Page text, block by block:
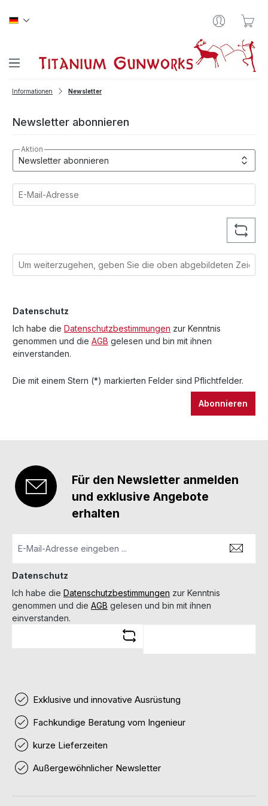
Informationen Newsletter
Newsletter abonnieren
Aktion
Datenschutz
Ich habe die Datenschutzbestimmungen zur Kenntnis
genommen und die AGB gelesen und bin mit ihnen
einverstanden.
Die mit einem Stern (*) markierten Felder sind Pflichtfelder.
Abonnieren
Für den Newsletter anmelden
und exklusive Angebote
erhalten
Datenschutz
Ich habe die Datenschutzbestimmungen zur Kenntnis
genommen und die AGB gelesen und bin mit ihnen
einverstanden.
Exklusive und innovative Ausrüstung
Fachkundige Beratung vom Ingenieur
kurze Lieferzeiten
Außergewöhnlicher Newsletter